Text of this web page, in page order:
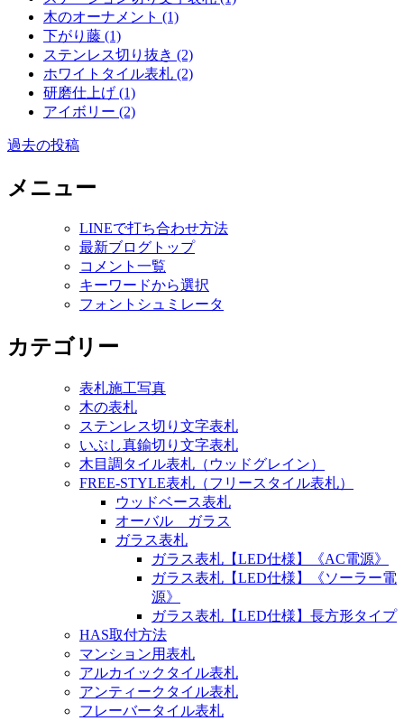
木のオーナメント (1)
下がり藤 (1)
ステンレス切り抜き (2)
ホワイトタイル表札 (2)
研磨仕上げ (1)
アイボリー (2)
投
稿
ョ
過去の投稿
メニュー
LINEで打ち合わせ方法
最新ブログトップ
コメント一覧
キーワードから選択
フォントシュミレータ
カテゴリー
表札施工写真
木の表札
ステンレス切り文字表札
いぶし真鍮切り文字表札
木目調タイル表札（ウッドグレイン）
FREE-STYLE表札（フリースタイル表札）
ウッドベース表札
オーバル ガラス
ガラス表札
ガラス表札【LED仕様】《AC電源》
ガラス表札【LED仕様】《ソーラー電
源》
ガラス表札【LED仕様】長方形タイプ
HAS取付方法
マンション用表札
アルカイックタイル表札
アンティークタイル表札
フレーバータイル表札